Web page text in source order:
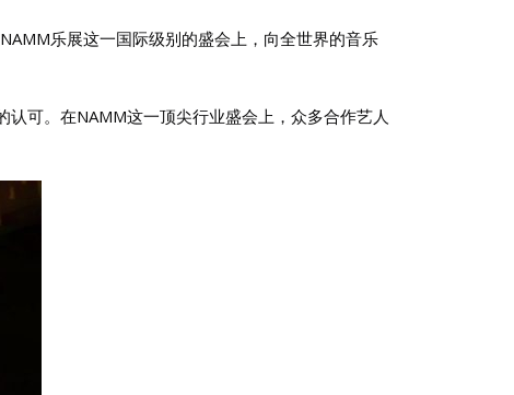
乐展这一国际级别的盛会上，向全世界的音乐
可。在NAMM这一顶尖行业盛会上，众多合作艺人